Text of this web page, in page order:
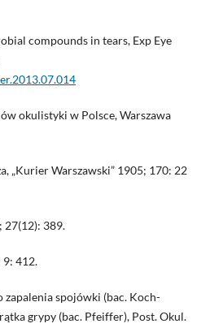
compounds in tears, Exp Eye
okulistyki w Polsce, Warszawa
„Kurier Warszawski” 1905; 170: 22
27(12): 389.
9: 412.
zapalenia spojówki (bac. Koch-
grypy (bac. Pfeiffer), Post. Okul.